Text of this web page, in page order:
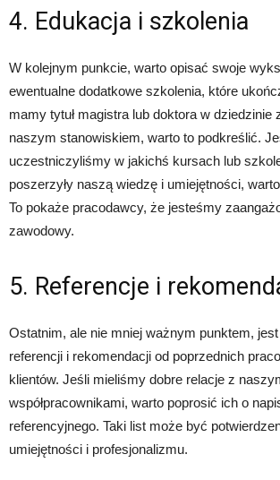
4. Edukacja i szkolenia
W kolejnym punkcie, warto opisać swoje
ewentualne dodatkowe szkolenia, które
mamy tytuł magistra lub doktora w dziedzinie
naszym stanowiskiem, warto to podkreślić.
uczestniczyliśmy w jakichś kursach lub
poszerzyły naszą wiedzę i umiejętności,
To pokaże pracodawcy, że jesteśmy
zawodowy.
5. Referencje i
Ostatnim, ale nie mniej ważnym punktem, jest
referencji i rekomendacji od poprzednich
klientów. Jeśli mieliśmy dobre relacje z
współpracownikami, warto poprosić ich o
referencyjnego. Taki list może być
umiejętności i profesjonalizmu.